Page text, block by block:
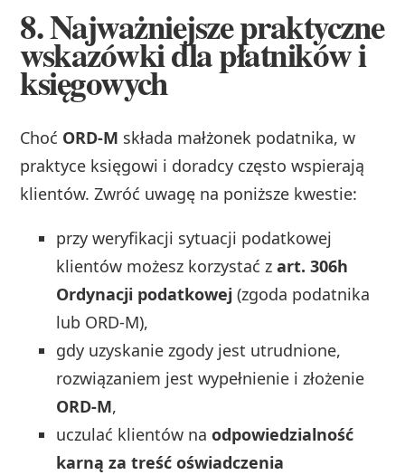
8. Najważniejsze praktyczne
wskazówki dla płatników i
księgowych
Choć ORD‑M składa małżonek podatnika, w
praktyce księgowi i doradcy często wspierają
klientów. Zwróć uwagę na poniższe kwestie:
przy weryfikacji sytuacji podatkowej
klientów możesz korzystać zart. 306h
Ordynacji podatkowej (zgoda podatnika
lub ORD‑M),
gdy uzyskanie zgody jest utrudnione,
rozwiązaniem jest wypełnienie i złożenie
ORD‑M,
uczulać klientów naodpowiedzialność
karną za treść oświadczenia